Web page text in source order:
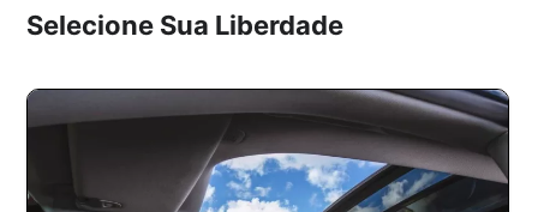
Selecione Sua Liberdade